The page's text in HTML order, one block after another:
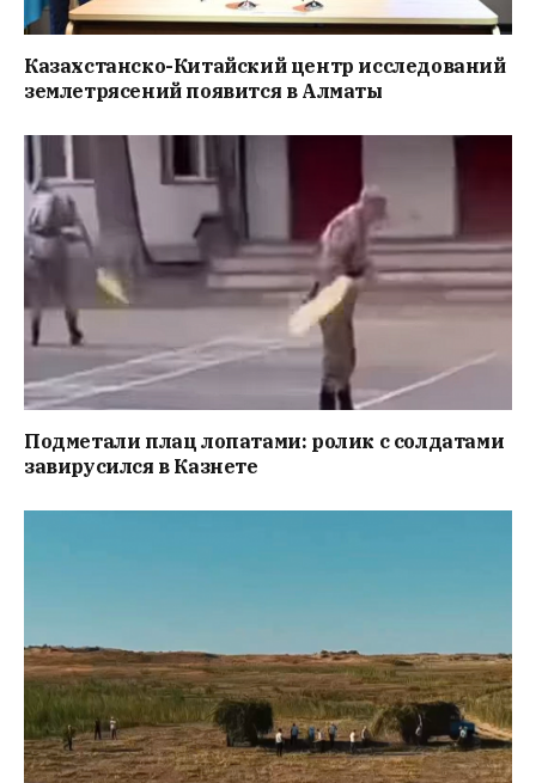
Казахстанско-Китайский центр исследований
землетрясений появится в Алматы
Подметали плац лопатами: ролик с солдатами
завирусился в Казнете